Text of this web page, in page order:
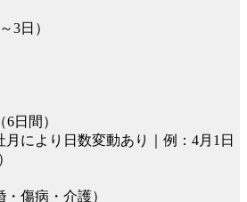
3日）
日間）
により日数変動あり｜例：4月1日
傷病・介護）